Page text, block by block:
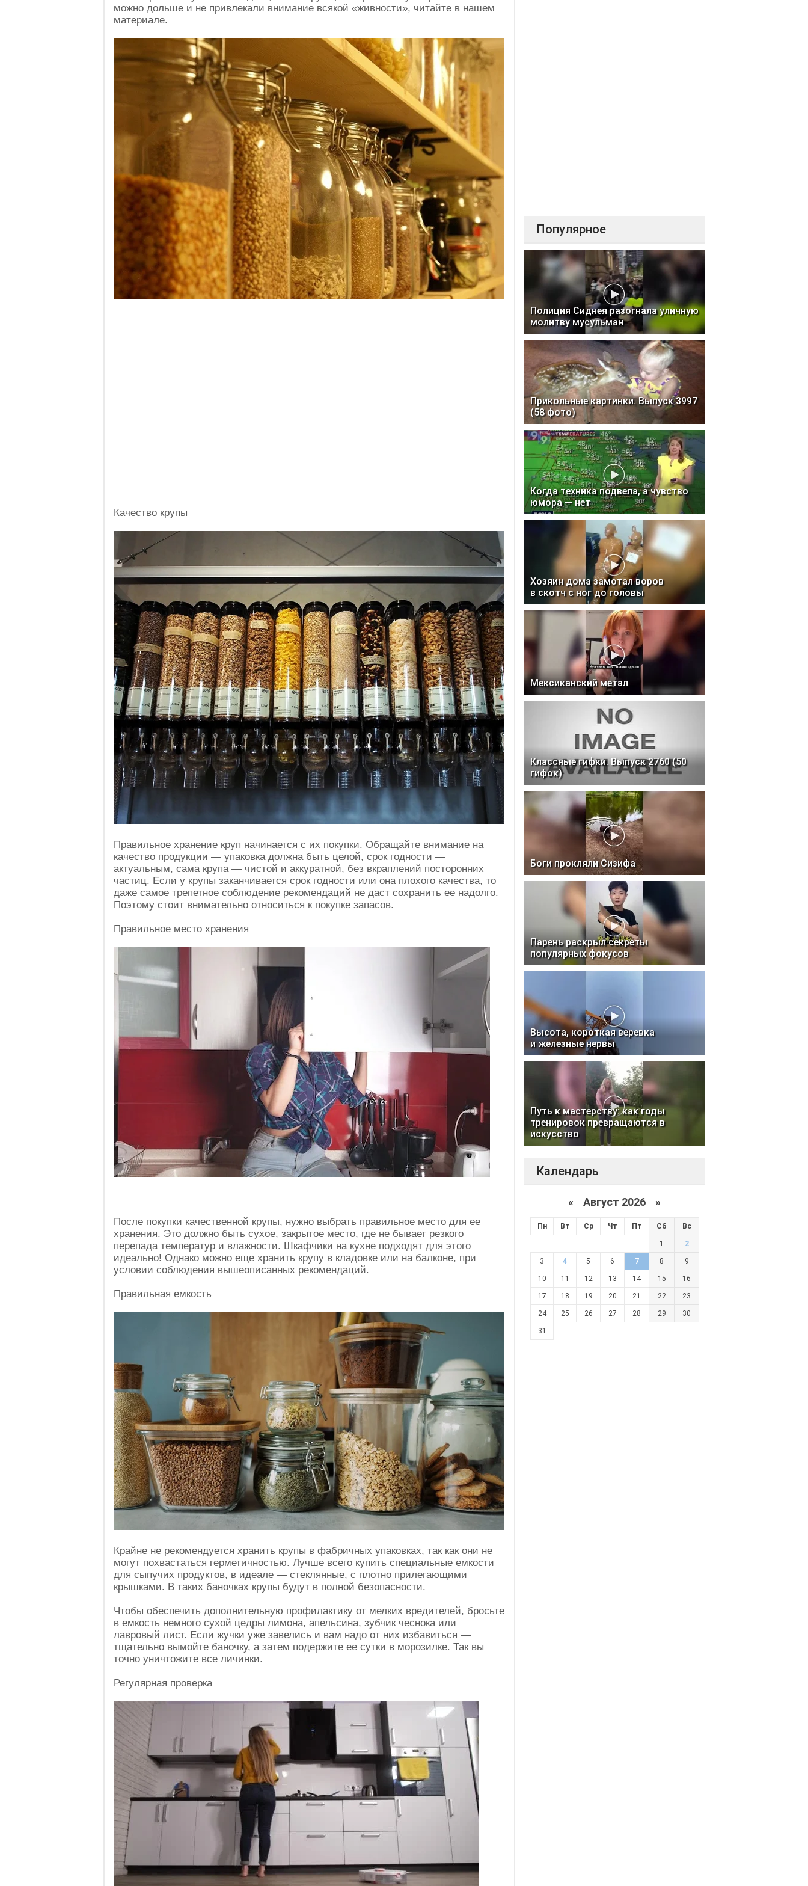
можно дольше и не привлекали внимание всякой «живности», читайте в нашем
материале.
Качество крупы
Правильное хранение круп начинается с их покупки. Обращайте внимание на
качество продукции — упаковка должна быть целой, срок годности —
актуальным, сама крупа — чистой и аккуратной, без вкраплений посторонних
частиц. Если у крупы заканчивается срок годности или она плохого качества, то
даже самое трепетное соблюдение рекомендаций не даст сохранить ее надолго.
Поэтому стоит внимательно относиться к покупке запасов.
Правильное место хранения
После покупки качественной крупы, нужно выбрать правильное место для ее
хранения. Это должно быть сухое, закрытое место, где не бывает резкого
перепада температур и влажности. Шкафчики на кухне подходят для этого
идеально! Однако можно еще хранить крупу в кладовке или на балконе, при
условии соблюдения вышеописанных рекомендаций.
Правильная емкость
Крайне не рекомендуется хранить крупы в фабричных упаковках, так как они не
могут похвастаться герметичностью. Лучше всего купить специальные емкости
для сыпучих продуктов, в идеале — стеклянные, с плотно прилегающими
крышками. В таких баночках крупы будут в полной безопасности.
Чтобы обеспечить дополнительную профилактику от мелких вредителей, бросьте
в емкость немного сухой цедры лимона, апельсина, зубчик чеснока или
лавровый лист. Если жучки уже завелись и вам надо от них избавиться —
тщательно вымойте баночку, а затем подержите ее сутки в морозилке. Так вы
точно уничтожите все личинки.
Регулярная проверка
Популярное
Полиция Сиднея разогнала уличную
молитву мусульман
Прикольные картинки. Выпуск 3997
(58 фото)
Когда техника подвела, а чувство
юмора — нет
Хозяин дома замотал воров
в скотч с ног до головы
Мексиканский метал
Классные гифки. Выпуск 2760 (50
гифок)
Боги прокляли Сизифа
Парень раскрыл секреты
популярных фокусов
Высота, короткая веревка
и железные нервы
Путь к мастерству: как годы
тренировок превращаются в
искусство
Календарь
« Август 2026 »
Пн Вт Ср Чт Пт Сб Вс
1 2
3 4 5 6 7 8 9
10 11 12 13 14 15 16
17 18 19 20 21 22 23
24 25 26 27 28 29 30
31